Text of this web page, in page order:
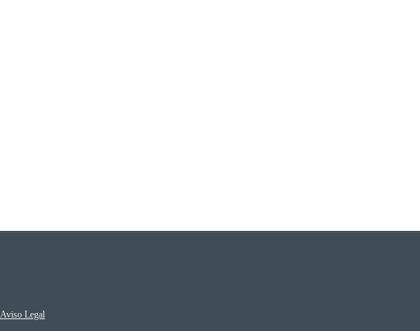
Aviso Legal